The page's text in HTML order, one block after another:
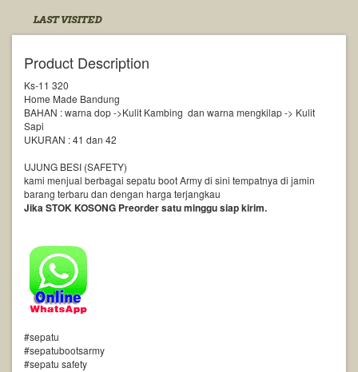
LAST VISITED
Product Description
Ks-11 320
Home Made Bandung
BAHAN : warna dop ->Kulit Kambing dan warna mengkilap -> Kulit
Sapi
UKURAN : 41 dan 42
UJUNG BESI (SAFETY)
kami menjual berbagai sepatu boot Army di sini tempatnya di jamin
barang terbaru dan dengan harga terjangkau
Jika STOK KOSONG Preorder satu minggu siap kirim.
#sepatu
#sepatubootsarmy
#sepatu safety